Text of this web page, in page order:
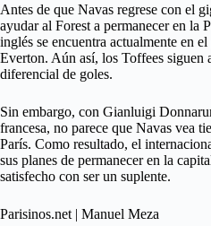
Antes de que Navas regrese con el
ayudar al Forest a permanecer en la
inglés se encuentra actualmente en
Everton. Aún así, los Toffees siguen
diferencial de goles.
Sin embargo, con Gianluigi
francesa, no parece que Navas vea
París. Como resultado, el
sus planes de permanecer en la
satisfecho con ser un suplente.
Parisinos.net | Manuel Meza